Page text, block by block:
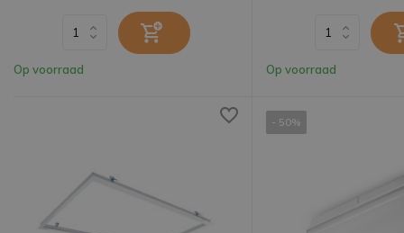
Op voorraad Op voorraad
- 50%